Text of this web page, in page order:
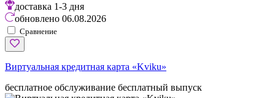
доставка 1-3 дня
обновлено 06.08.2026
Сравнение
Виртуальная кредитная карта «Kviku»
бесплатное обслуживание бесплатный выпуск